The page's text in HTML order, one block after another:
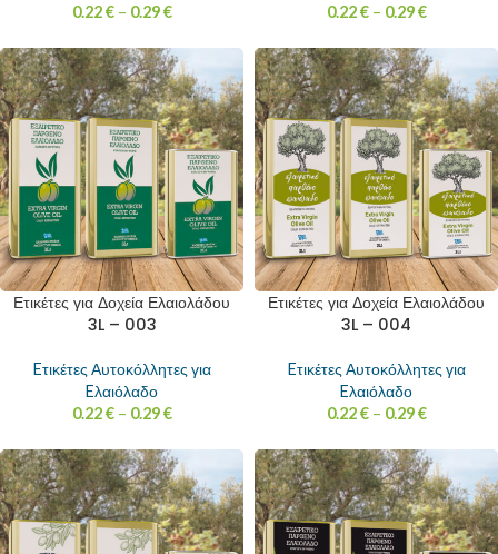
0.22€ – 0.29€
0.22€ – 0.29€
Ετικέτες για Δοχεία Ελαιολάδου
3L – 003
Eτικέτες Αυτοκόλλητες για
Eλαιόλαδο
0.22€ – 0.29€
Ετικέτες για Δοχεία Ελαιολάδου
3L – 004
Eτικέτες Αυτοκόλλητες για
Eλαιόλαδο
0.22€ – 0.29€